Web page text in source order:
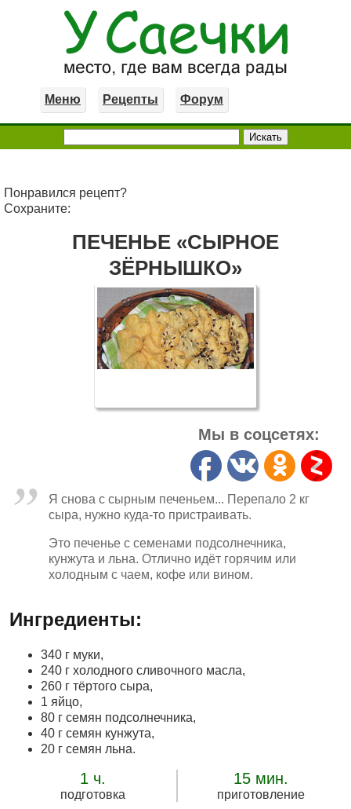
Меню Рецепты Форум
Понравился рецепт?
Сохраните:
ПЕЧЕНЬЕ «СЫРНОЕ
ЗЁРНЫШКО»
Мы в соцсетях:
Я снова с сырным печеньем... Перепало 2 кг
сыра, нужно куда-то пристраивать.
Это печенье с семенами подсолнечника,
кунжута и льна. Отлично идёт горячим или
холодным с чаем, кофе или вином.
Ингредиенты:
340 г муки,
240 г холодного сливочного масла,
260 г тёртого сыра,
1 яйцо,
80 г семян подсолнечника,
40 г семян кунжута,
20 г семян льна.
1 ч.
подготовка
15 мин.
приготовление